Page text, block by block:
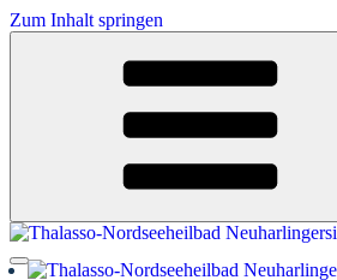
Zum Inhalt springen